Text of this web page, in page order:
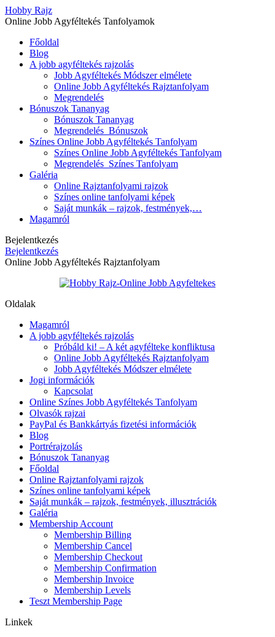
Hobby Rajz
Online Jobb Agyféltekés Tanfolyamok
Főoldal
Blog
A jobb agyféltekés rajzolás
Jobb Agyféltekés Módszer elmélete
Online Jobb Agyféltekés Rajztanfolyam
Megrendelés
Bónuszok Tananyag
Bónuszok Tananyag
Megrendelés_Bónuszok
Színes Online Jobb Agyféltekés Tanfolyam
Színes Online Jobb Agyféltekés Tanfolyam
Megrendelés_Színes Tanfolyam
Galéria
Online Rajztanfolyami rajzok
Színes online tanfolyami képek
Saját munkák – rajzok, festmények,…
Magamról
Bejelentkezés
Bejelentkezés
Online Jobb Agyféltekés Rajztanfolyam
Oldalak
Magamról
A jobb agyféltekés rajzolás
Próbáld ki! – A két agyfélteke konfliktusa
Online Jobb Agyféltekés Rajztanfolyam
Jobb Agyféltekés Módszer elmélete
Jogi információk
Kapcsolat
Online Színes Jobb Agyféltekés Tanfolyam
Olvasók rajzai
PayPal és Bankkártyás fizetési információk
Blog
Portrérajzolás
Bónuszok Tananyag
Főoldal
Online Rajztanfolyami rajzok
Színes online tanfolyami képek
Saját munkák – rajzok, festmények, illusztrációk
Galéria
Membership Account
Membership Billing
Membership Cancel
Membership Checkout
Membership Confirmation
Membership Invoice
Membership Levels
Teszt Membership Page
Linkek